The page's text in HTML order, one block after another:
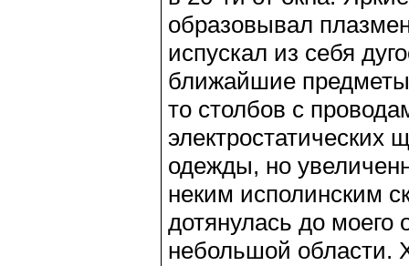
образовывал
испускал из себя
ближайшие
то столбов с
электростатических
одежды, но
неким исполинским
дотянулась до моего
небольшой области.